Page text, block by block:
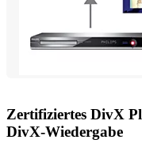
Zertifiziertes DivX
DivX-Wiedergabe